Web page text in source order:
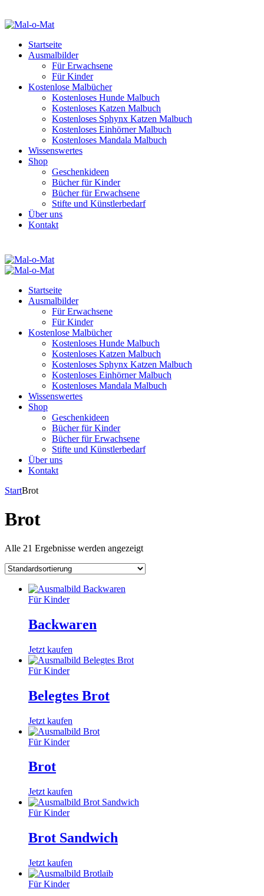
Startseite
Ausmalbilder
Für Erwachsene
Für Kinder
Kostenlose Malbücher
Kostenloses Hunde Malbuch
Kostenloses Katzen Malbuch
Kostenloses Sphynx Katzen Malbuch
Kostenloses Einhörner Malbuch
Kostenloses Mandala Malbuch
Wissenswertes
Shop
Geschenkideen
Bücher für Kinder
Bücher für Erwachsene
Stifte und Künstlerbedarf
Über uns
Kontakt
Startseite
Ausmalbilder
Für Erwachsene
Für Kinder
Kostenlose Malbücher
Kostenloses Hunde Malbuch
Kostenloses Katzen Malbuch
Kostenloses Sphynx Katzen Malbuch
Kostenloses Einhörner Malbuch
Kostenloses Mandala Malbuch
Wissenswertes
Shop
Geschenkideen
Bücher für Kinder
Bücher für Erwachsene
Stifte und Künstlerbedarf
Über uns
Kontakt
StartBrot
Brot
Alle 21 Ergebnisse werden angezeigt
Für Kinder
Backwaren
Jetzt kaufen
Für Kinder
Belegtes Brot
Jetzt kaufen
Für Kinder
Brot
Jetzt kaufen
Für Kinder
Brot Sandwich
Jetzt kaufen
Für Kinder